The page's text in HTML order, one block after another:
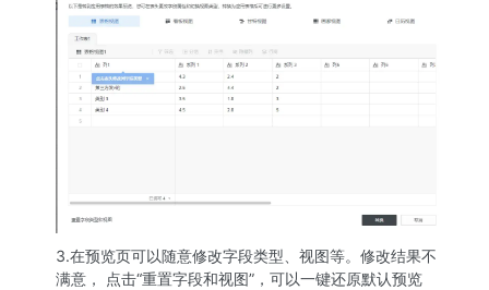
3.在预览页可以随意修改字段类型、视图等。修改结果不
满意， 点击“重置字段和视图”，可以一键还原默认预览